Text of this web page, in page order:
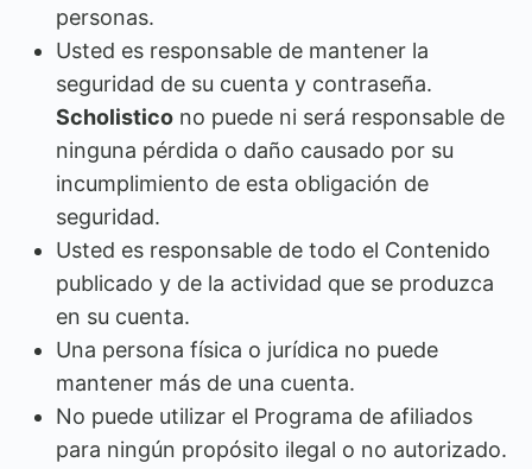
personas.
Usted es responsable de mantener la
seguridad de su cuenta y contraseña.
Scholistico no puede ni será responsable de
ninguna pérdida o daño causado por su
incumplimiento de esta obligación de
seguridad.
Usted es responsable de todo el Contenido
publicado y de la actividad que se produzca
en su cuenta.
Una persona física o jurídica no puede
mantener más de una cuenta.
No puede utilizar el Programa de afiliados
para ningún propósito ilegal o no autorizado.